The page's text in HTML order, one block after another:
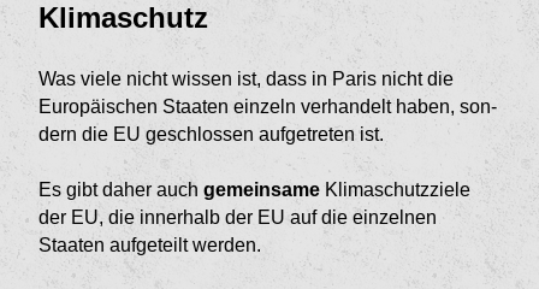
Klima­schutz
Was viele nicht wissen ist, dass in Paris nicht die
Europäischen Staaten einzeln verhandelt haben, son­
dern die EU geschlossen aufgetreten ist.
Es gibt daher auch gemeinsameKlimaschutzziele
der EU, die innerhalb der EU auf die einzelnen
Staaten aufgeteilt werden.